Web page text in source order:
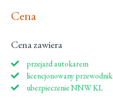
Cena
Cena zawiera
przejazd autokarem
licencjonowany przewodnik
ubezpieczenie NNW KL